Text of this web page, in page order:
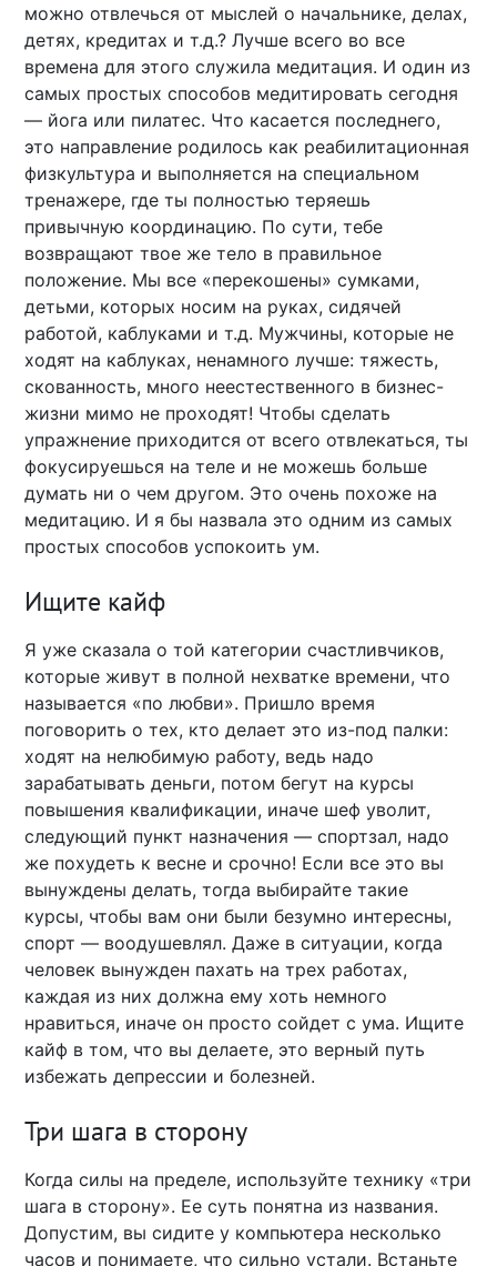
можно отвлечься от мыслей о начальнике, делах,
детях, кредитах и т.д.? Лучше всего во все
времена для этого служила медитация. И один из
самых простых способов медитировать сегодня
— йога или пилатес. Что касается последнего,
это направление родилось как реабилитационная
физкультура и выполняется на специальном
тренажере, где ты полностью теряешь
привычную координацию. По сути, тебе
возвращают твое же тело в правильное
положение. Мы все «перекошены» сумками,
детьми, которых носим на руках, сидячей
работой, каблуками и т.д. Мужчины, которые не
ходят на каблуках, ненамного лучше: тяжесть,
скованность, много неестественного в бизнес-
жизни мимо не проходят! Чтобы сделать
упражнение приходится от всего отвлекаться, ты
фокусируешься на теле и не можешь больше
думать ни о чем другом. Это очень похоже на
медитацию. И я бы назвала это одним из самых
простых способов успокоить ум.
Ищите кайф
Я уже сказала о той категории счастливчиков,
которые живут в полной нехватке времени, что
называется «по любви». Пришло время
поговорить о тех, кто делает это из-под палки:
ходят на нелюбимую работу, ведь надо
зарабатывать деньги, потом бегут на курсы
повышения квалификации, иначе шеф уволит,
следующий пункт назначения — спортзал, надо
же похудеть к весне и срочно! Если все это вы
вынуждены делать, тогда выбирайте такие
курсы, чтобы вам они были безумно интересны,
спорт — воодушевлял. Даже в ситуации, когда
человек вынужден пахать на трех работах,
каждая из них должна ему хоть немного
нравиться, иначе он просто сойдет с ума. Ищите
кайф в том, что вы делаете, это верный путь
избежать депрессии и болезней.
Три шага в сторону
Когда силы на пределе, используйте технику «три
шага в сторону». Ее суть понятна из названия.
Допустим, вы сидите у компьютера несколько
часов и понимаете, что сильно устали. Встаньте